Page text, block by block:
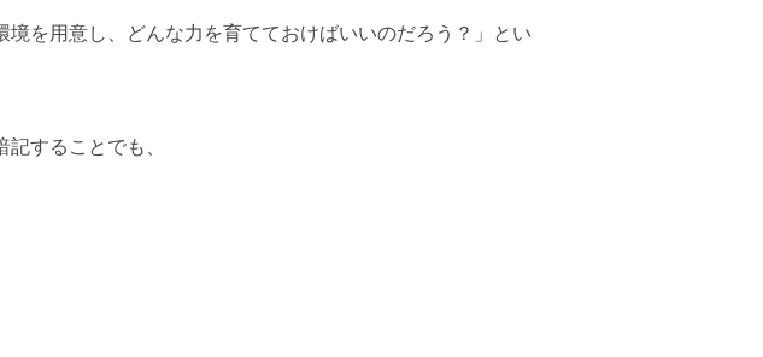
を用意し、どんな力を育てておけばいいのだろう？」とい
することでも、